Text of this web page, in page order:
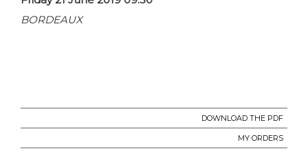
BORDEAUX
DOWNLOAD THE PDF
MY ORDERS